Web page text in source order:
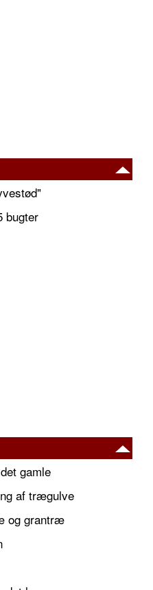
bugter
gamle
af trægulve
og grantræ